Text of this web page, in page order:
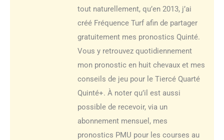
tout naturellement, qu’en 2013, j’ai
créé Fréquence Turf afin de partager
gratuitement mes pronostics Quinté.
Vous y retrouvez quotidiennement
mon pronostic en huit chevaux et mes
conseils de jeu pour le Tiercé Quarté
Quinté+. À noter qu’il est aussi
possible de recevoir, via un
abonnement mensuel, mes
pronostics PMU pour les courses au